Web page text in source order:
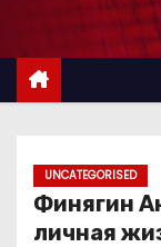
с
UNCATEGORISED
Финягин
личная